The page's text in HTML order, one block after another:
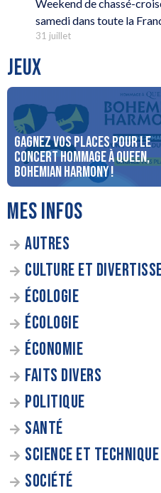
Weekend de chassé-
samedi dans toute la
31 juillet
JEUX
Gagnez vos places pour le
concert Hommage à Queen,
Bohemian Harmony !
MES INFOS
AUTRES
CULTURE ET
ÉCOLOGIE
ÉCOLOGIE
ÉCONOMIE
FAITS DIVERS
POLITIQUE
SANTÉ
SCIENCE ET TECHNIQUE
SOCIÉTÉ